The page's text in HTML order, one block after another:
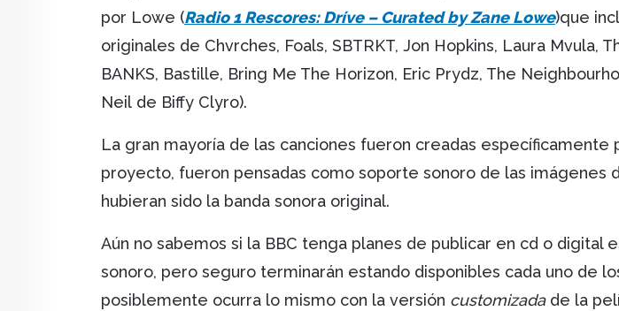
por Lowe (Radio 1 Rescores: Dríve – Curated by Zane Lowe)que
originales de Chvrches, Foals, SBTRKT, Jon Hopkins, Laura Mvula,
BANKS, Bastille, Bring Me The Horizon, Eric Prydz, The
Neil de Biffy Clyro).
La gran mayoría de las canciones fueron creadas específicamente
proyecto, fueron pensadas como soporte sonoro de las imágenes
hubieran sido la banda sonora original.
Aún no sabemos si la BBC tenga planes de publicar en cd o digital
sonoro, pero seguro terminarán estando disponibles cada uno de
posiblemente ocurra lo mismo con la versión customizada de la